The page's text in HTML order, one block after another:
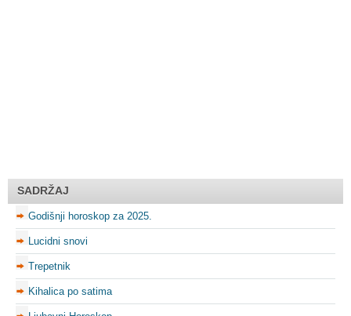
SADRŽAJ
Godišnji horoskop za 2025.
Lucidni snovi
Trepetnik
Kihalica po satima